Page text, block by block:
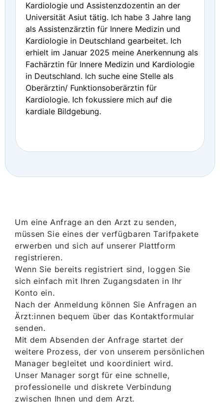
Kardiologie und Assistenzdozentin an der
Universität Asiut tätig. Ich habe 3 Jahre lang
als Assistenzärztin für Innere Medizin und
Kardiologie in Deutschland gearbeitet. Ich
erhielt im Januar 2025 meine Anerkennung als
Fachärztin für Innere Medizin und Kardiologie
in Deutschland. Ich suche eine Stelle als
Oberärztin/ Funktionsoberärztin für
Kardiologie. Ich fokussiere mich auf die
kardiale Bildgebung.
Um eine Anfrage an den Arzt zu senden,
müssen Sie eines der verfügbaren Tarifpakete
erwerben und sich auf unserer Plattform
registrieren.
Wenn Sie bereits registriert sind, loggen Sie
sich einfach mit Ihren Zugangsdaten in Ihr
Konto ein.
Nach der Anmeldung können Sie Anfragen an
Ärzt:innen bequem über das Kontaktformular
senden.
Mit dem Absenden der Anfrage startet der
weitere Prozess, der von unserem persönlichen
Manager begleitet und koordiniert wird.
Unser Manager sorgt für eine schnelle,
professionelle und diskrete Verbindung
zwischen Ihnen und dem Arzt.